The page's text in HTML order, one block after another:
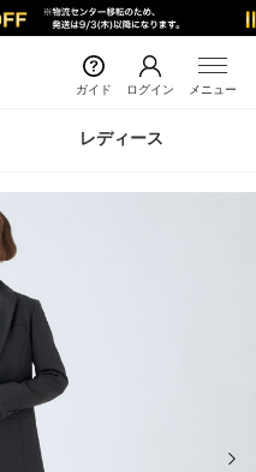
ガイド ログイン メニュー
レディース